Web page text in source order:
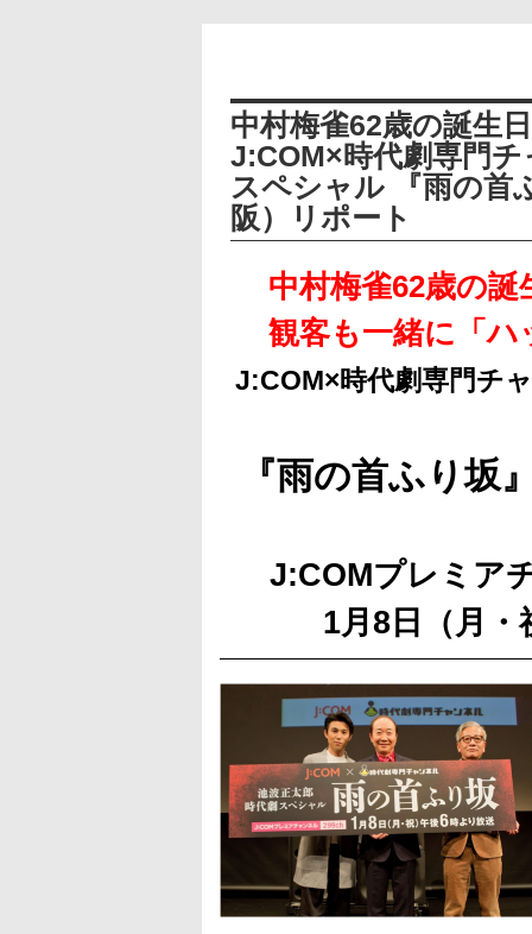
中村梅雀62歳の誕生
J:COM×時代劇専門
スペシャル 『雨の首
阪）リポート
中村梅雀62歳の
観客も一緒に「ハ
J:COM×時代劇専門チ
『雨の首ふり坂
J:COMプレミア
1月8日（月・